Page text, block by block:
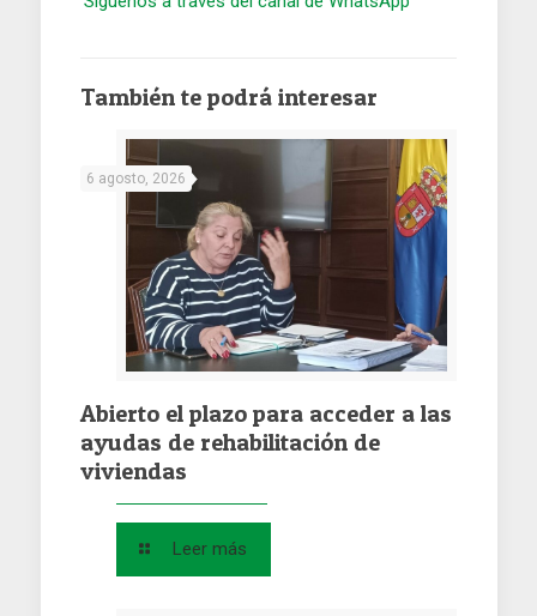
También te podrá interesar
6 agosto, 2026
Abierto el plazo para acceder a las
ayudas de rehabilitación de
viviendas
Leer más